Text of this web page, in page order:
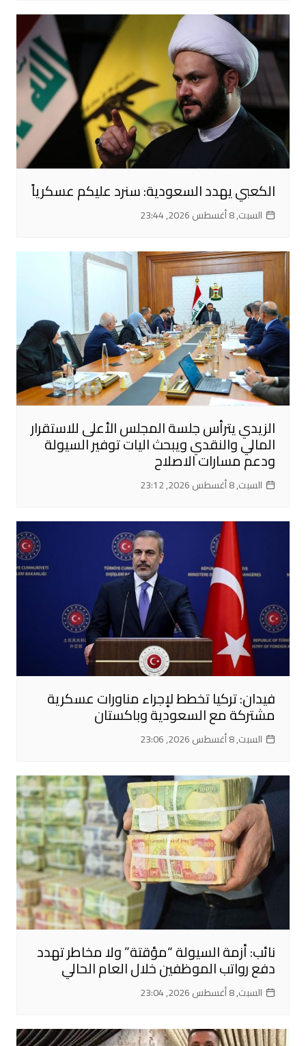
الكعبي يهدد السعودية: سنرد عليكم عسكرياً
السبت, 8 أغسطس 2026, 23:44
الزيدي يترأس جلسة المجلس الأعلى للاستقرار
المالي والنقدي ويبحث اليات توفير السيولة
ودعم مسارات الاصلاح
السبت, 8 أغسطس 2026, 23:12
فيدان: تركيا تخطط لإجراء مناورات عسكرية
مشتركة مع السعودية وباكستان
السبت, 8 أغسطس 2026, 23:06
نائب: أزمة السيولة “مؤقتة” ولا مخاطر تهدد
دفع رواتب الموظفين خلال العام الحالي
السبت, 8 أغسطس 2026, 23:04